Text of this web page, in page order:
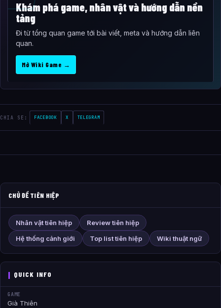
Khám phá game, nhân vật và hướng dẫn nền
tảng
Đi từ tổng quan game tới bài viết, meta và hướng dẫn liên
quan.
Mở Wiki Game →
CHIA SE: FACEBOOK X TELEGRAM
CHỦ ĐỀ TIÊN HIỆP
Nhân vật tiên hiệp
Review tiên hiệp
Hệ thống cảnh giới
Top list tiên hiệp Wiki thuật ngữ
QUICK INFO
GAME
Già Thiên